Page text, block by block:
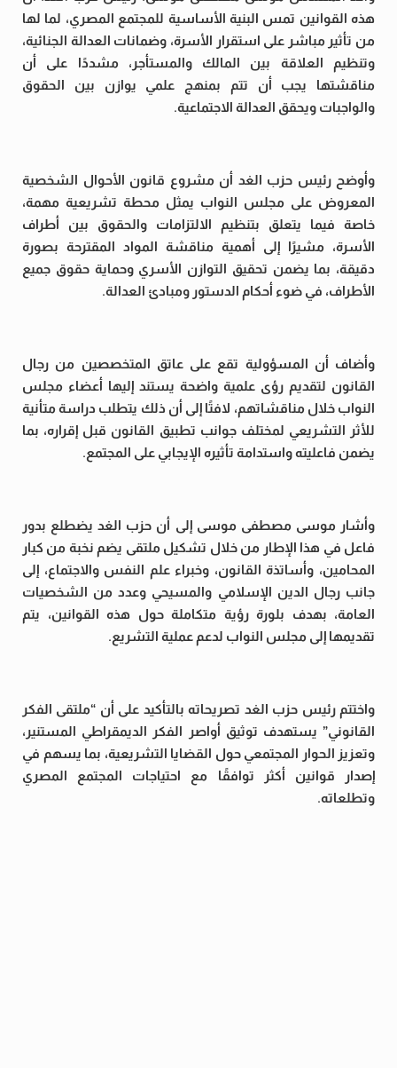
هذه القوانين تمس البنية الأساسية للمجتمع المصري، لما لها
من تأثير مباشر على استقرار الأسرة، وضمانات العدالة الجنائية،
وتنظيم العلاقة بين المالك والمستأجر، مشددًا على أن
مناقشتها يجب أن تتم بمنهج علمي يوازن بين الحقوق
والواجبات ويحقق العدالة الاجتماعية.
وأوضح رئيس حزب الغد أن مشروع قانون الأحوال الشخصية
المعروض على مجلس النواب يمثل محطة تشريعية مهمة،
خاصة فيما يتعلق بتنظيم الالتزامات والحقوق بين أطراف
الأسرة، مشيرًا إلى أهمية مناقشة المواد المقترحة بصورة
دقيقة، بما يضمن تحقيق التوازن الأسري وحماية حقوق جميع
الأطراف، في ضوء أحكام الدستور ومبادئ العدالة.
وأضاف أن المسؤولية تقع على عاتق المتخصصين من رجال
القانون لتقديم رؤى علمية واضحة يستند إليها أعضاء مجلس
النواب خلال مناقشاتهم، لافتًا إلى أن ذلك يتطلب دراسة متأنية
للأثر التشريعي لمختلف جوانب تطبيق القانون قبل إقراره، بما
يضمن فاعليته واستدامة تأثيره الإيجابي على المجتمع.
وأشار موسى مصطفى موسى إلى أن حزب الغد يضطلع بدور
فاعل في هذا الإطار من خلال تشكيل ملتقى يضم نخبة من كبار
المحامين، وأساتذة القانون، وخبراء علم النفس والاجتماع، إلى
جانب رجال الدين الإسلامي والمسيحي وعدد من الشخصيات
العامة، بهدف بلورة رؤية متكاملة حول هذه القوانين، يتم
تقديمها إلى مجلس النواب لدعم عملية التشريع.
واختتم رئيس حزب الغد تصريحاته بالتأكيد على أن “ملتقى الفكر
القانوني” يستهدف توثيق أواصر الفكر الديمقراطي المستنير،
وتعزيز الحوار المجتمعي حول القضايا التشريعية، بما يسهم في
إصدار قوانين أكثر توافقًا مع احتياجات المجتمع المصري
وتطلعاته.